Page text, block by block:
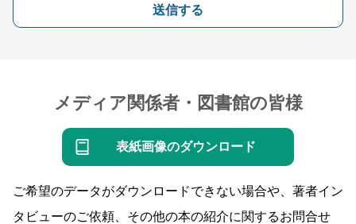
送信する
メディア関係者・図書館の皆様
表紙画像のダウンロード
ご希望のデータがダウンロードできない場合や、著者イン
タビューのご依頼、その他の本の紹介に関するお問合せ